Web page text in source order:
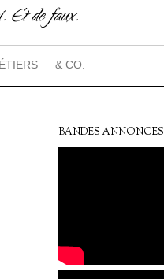
Et de faux.
& CO.
BANDES ANNONCES